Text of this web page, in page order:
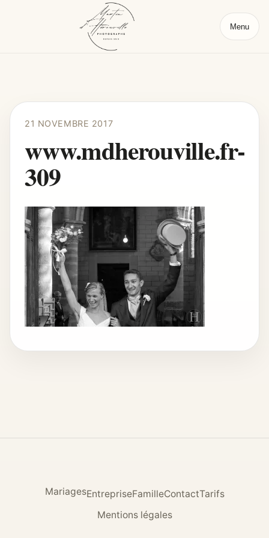
Menu
21 NOVEMBRE 2017
www.mdherouville.fr-
309
MariagesEntrepriseFamilleContactTarifs
Mentions légales